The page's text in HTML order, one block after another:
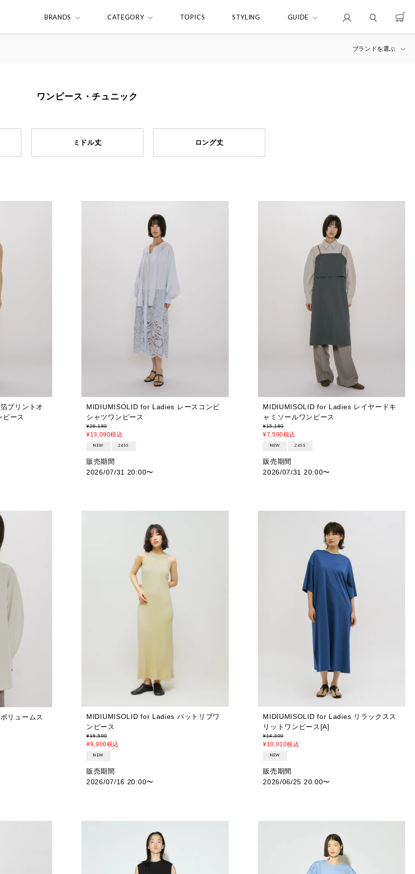
BRANDS CATEGORY TOPICS STYLING GUIDE
ブランドを選ぶ
ワンピース・チュニック
ミドル丈 ロング丈
プリントオ
ピース
MIDIUMISOLID for Ladies レースコンビ
シャツワンピース
¥26,180
¥13,090税込
NEW 26SS
販売期間
2026/07/31 20:00〜
MIDIUMISOLID for Ladies レイヤードキ
ャミソールワンピース
¥15,180
¥7,590税込
NEW 26SS
販売期間
2026/07/31 20:00〜
リュームス
MIDIUMISOLID for Ladies パットリブワ
ンピース
¥16,500
¥9,900税込
NEW
販売期間
2026/07/16 20:00〜
MIDIUMISOLID for Ladies リラックスス
リットワンピース[A]
¥14,300
¥10,010税込
NEW
販売期間
2026/06/25 20:00〜